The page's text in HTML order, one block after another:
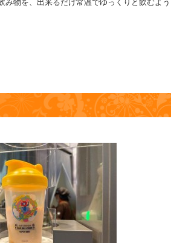
物を、出来るだけ常温でゆっくりと飲むよう